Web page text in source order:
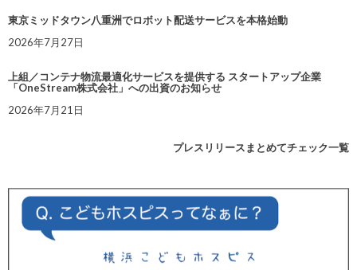
東京ミッドタウン八重洲でロボット配送サービスを本格始動
2026年7月27日
上組／コンテナ物流最適化サービスを提供する スタートアップ企業
「OneStream株式会社」への出資のお知らせ
2026年7月21日
プレスリリースまとめてチェック一覧